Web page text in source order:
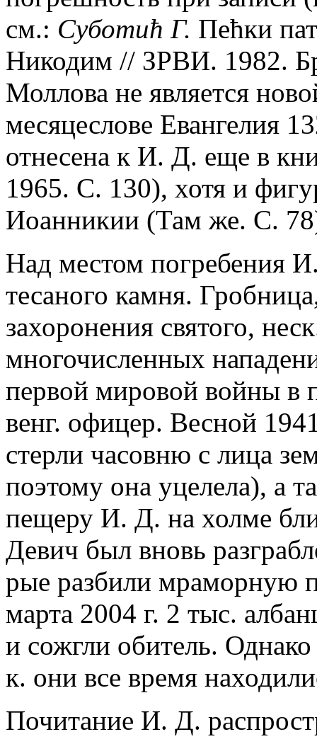
см.: Суботић Г. Пећки
Никодим // ЗРВИ. 1982.
Моллова не является
месяцеслове Евангелия
отнесена к И. Д. еще в
1965. С. 130), хотя и
Иоанникии (Там же. С.
Над местом погребения
тесаного камня.
захоронения святого,
многочисленных
первой мировой войны в
венг. офицер. Весной
стерли часовню с лица
поэтому она уцелела), а
пещеру И. Д. на холме
Девич был вновь
рые разбили мраморную
марта 2004 г. 2 тыс.
и сожгли обитель.
к. они все время
Почитание И. Д.